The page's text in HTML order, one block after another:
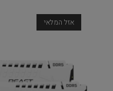
אזל המלאי